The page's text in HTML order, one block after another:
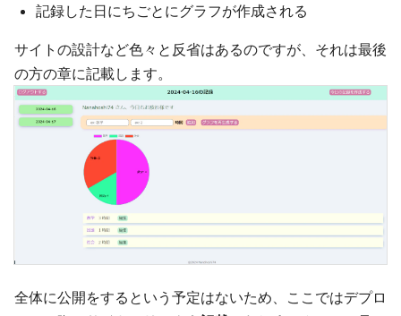
記録した日にちごとにグラフが作成される
サイトの設計など色々と反省はあるのですが、それは最後
の方の章に記載します。
全体に公開をするという予定はないため、ここではデプロ